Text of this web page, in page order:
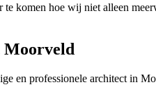
te komen hoe wij niet alleen
Moorveld
en professionele architect in